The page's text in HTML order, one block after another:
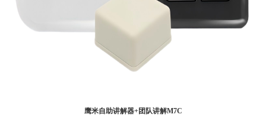
鹰米自助讲解器+团队讲解M7C